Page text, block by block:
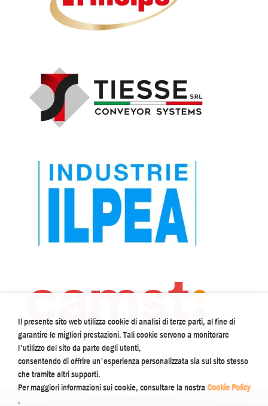
Il presente sito web utilizza cookie di analisi di terze parti, al fine di
garantire le migliori prestazioni. Tali cookie servono a monitorare
l'utilizzo del sito da parte degli utenti,
consentendo di offrire un'esperienza personalizzata sia sul sito stesso
che tramite altri supporti.
Per maggiori informazioni sui cookie, consultare la nostraCookie Policy
.